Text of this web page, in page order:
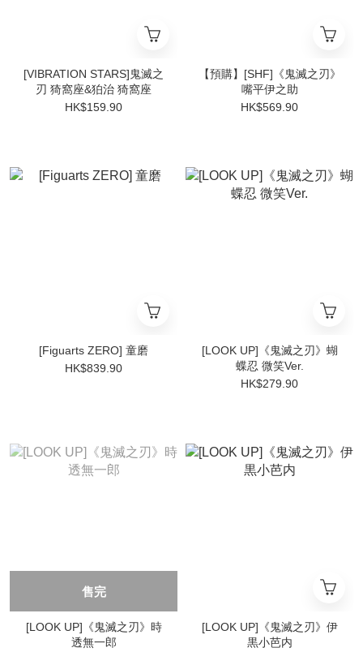
[VIBRATION STARS]鬼滅之
刃 猗窩座&狛治 猗窩座
HK$159.90
【預購】[SHF]《鬼滅之刃》
嘴平伊之助
HK$569.90
[Figuarts ZERO] 童磨
HK$839.90
[LOOK UP]《鬼滅之刃》蝴
蝶忍 微笑Ver.
HK$279.90
售完
[LOOK UP]《鬼滅之刃》時
透無一郎
[LOOK UP]《鬼滅之刃》伊
黒小芭内